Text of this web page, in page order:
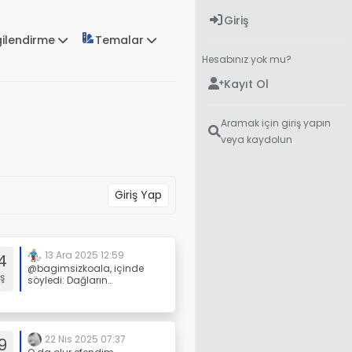
Temalar
Giriş Yap
13 Ara 2025 12:59
@bagimsizkoala, içinde
söyledi: Dağların
Günlüğüm The Square of
saatlerindeki kalabalığı...
22 Nis 2025 07:37
Giriş
Hesabınız yok mu?
Kayıt Ol
Aramak için giriş yapın
veya kaydolun